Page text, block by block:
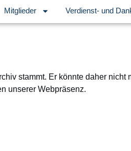
Mitglieder Verdienst- und
stammt. Er könnte daher
unserer Webpräsenz.